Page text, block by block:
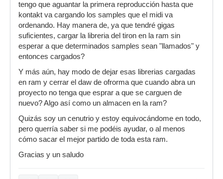
tengo que aguantar la primera reproducción hasta que
kontakt va cargando los samples que el midi va
ordenando. Hay manera de, ya que tendré gigas
suficientes, cargar la libreria del tiron en la ram sin
esperar a que determinados samples sean "llamados" y
entonces cargados?
Y más aún, hay modo de dejar esas librerias cargadas
en ram y cerrar el daw de ofrorma que cuando abra un
proyecto no tenga que esprar a que se carguen de
nuevo? Algo así como un almacen en la ram?
Quizás soy un cenutrio y estoy equivocándome en todo,
pero querría saber si me podéis ayudar, o al menos
cómo sacar el mejor partido de toda esta ram.
Gracias y un saludo